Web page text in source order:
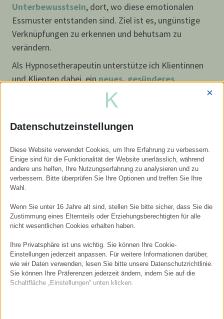
Unterbewusstsein, dort, wo diese emotionalen
Essmuster entstanden sind. Ziel ist es, ungünstige
Verknüpfungen zu erkennen und behutsam zu
verändern.
Als Hypnosetherapeutin unterstütze ich Klientinnen
und Klienten dabei, einneues, gesünderes
zu entwickeln, das sich stimmig
anfühlt und langfristig tragfähig ist. Dabei geht es
sondern um innere Klarheit, Selbstregulation und ein
verbessertes Körperbewusstsein.
Ein Vorteil der Hypnose ist, dassbereits wenige
Sitzungenausreichen können, um nachhaltige
Veränderungen anzustoßen –
ohne Hungern und ohne klassische
Diätprogramme.
Datenschutzeinstellungen
×
Diese Website verwendet Cookies, um Ihre Erfahrung zu verbessern.
Einige sind für die Funktionalität der Website unerlässlich, während
andere uns helfen, Ihre Nutzungserfahrung zu analysieren und zu
verbessern. Bitte überprüfen Sie Ihre Optionen und treffen Sie Ihre
Wahl.
Wenn Sie unter 16 Jahre alt sind, stellen Sie bitte sicher, dass Sie die
Zustimmung eines Elternteils oder Erziehungsberechtigten für alle
nicht wesentlichen Cookies erhalten haben.
Ihre Privatsphäre ist uns wichtig. Sie können Ihre Cookie-
Einstellungen jederzeit anpassen. Für weitere Informationen darüber,
wie wir Daten verwenden, lesen Sie bitte unsere Datenschutzrichtlinie.
Sie können Ihre Präferenzen jederzeit ändern, indem Sie auf die
Schaltfläche „Einstellungen“ unten klicken.